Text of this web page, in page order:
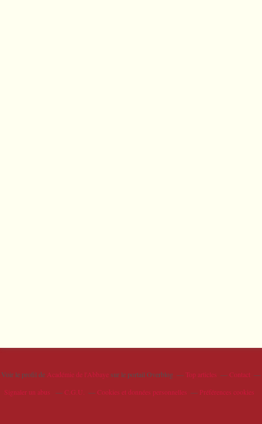
Voir le profil de Académie de l'Abbayesur le portail Overblog Top articles
Contact
Signaler un abus
C.G.U. Cookies et données personnelles Préférences cookies